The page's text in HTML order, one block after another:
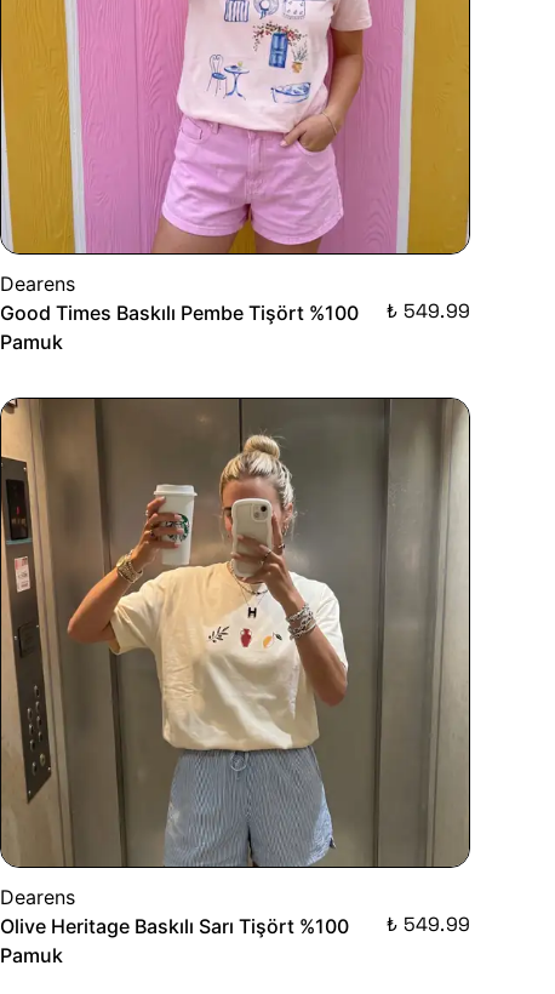
Dearens
Good Times Baskılı Pembe Tişört %100
Pamuk
₺ 549.99
Dearens
Olive Heritage Baskılı Sarı Tişört %100
Pamuk
₺ 549.99